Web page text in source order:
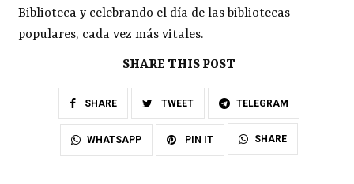
Biblioteca y celebrando el día de las bibliotecas
populares, cada vez más vitales.
SHARE THIS POST
SHARE TWEET TELEGRAM
WHATSAPP PIN IT SHARE